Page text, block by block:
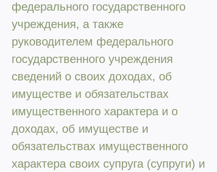
федерального государственного
учреждения, а также
руководителем федерального
государственного учреждения
сведений о своих доходах, об
имуществе и обязательствах
имущественного характера и о
доходах, об имуществе и
обязательствах имущественного
характера своих супруга (супруги) и